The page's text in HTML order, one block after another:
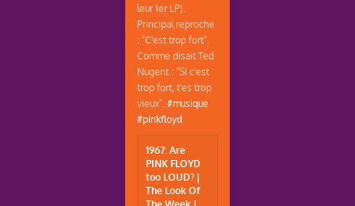
leur 1er LP).
Principal reproche
: "C'est trop fort".
Comme disait Ted
Nugent : "Si c'est
trop fort, t'es trop
vieux".#musique
#pinkfloyd
1967: Are
PINK FLOYD
too LOUD? |
The Look Of